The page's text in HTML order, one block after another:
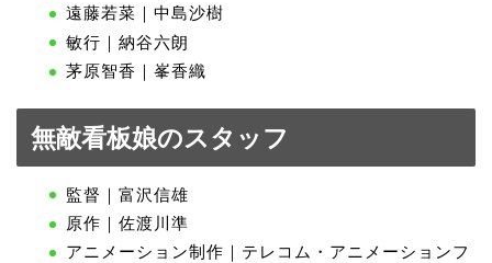
遠藤若菜｜中島沙樹
敏行｜納谷六朗
茅原智香｜峯香織
無敵看板娘のスタッフ
監督｜富沢信雄
原作｜佐渡川準
アニメーション制作｜テレコム・アニメーションフ